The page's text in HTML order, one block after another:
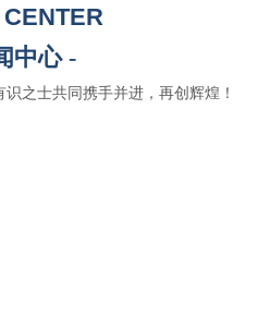
中心 -
之士共同携手并进，再创辉煌！